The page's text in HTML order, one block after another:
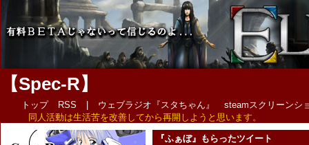
【Spec-R】
トップ RSS ウェブラジオ『スタちゃん』
steamスクリーンシ
同人活動は生活苦を改善してから再開しようと思います。
『ふぁぼ』もらったツイート